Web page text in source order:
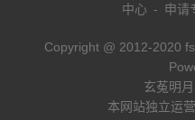
中心 - 申请
Copyright @ 2012-2020
玄菟明
本网站独立运